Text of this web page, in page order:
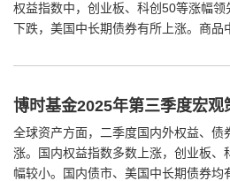
权益指数中，创业板、科创50等涨幅
下跌，美国中长期债券有所上涨。商
博时基金2025年第三季度宏观
全球资产方面，二季度国内外权益、
涨。国内权益指数多数上涨，创业板
幅较小。国内债市、美国中长期债券